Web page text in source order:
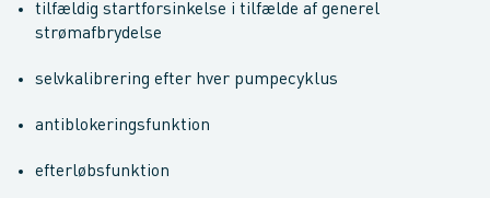
tilfældig startforsinkelse i tilfælde af generel
strømafbrydelse
selvkalibrering efter hver pumpecyklus
antiblokeringsfunktion
efterløbsfunktion